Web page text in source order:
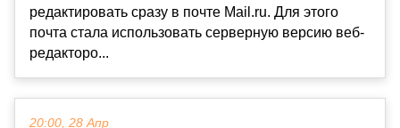
редактировать сразу в почте Mail.ru. Для этого
почта стала использовать серверную версию веб-
редакторо...
20:00, 28 Апр